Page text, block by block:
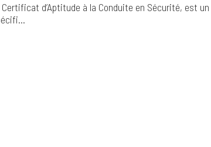
Certificat d’Aptitude à la Conduite en Sécurité, est